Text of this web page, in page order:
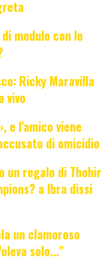
modulo con lo
Ricky Maravilla
vivo
e l'amico viene
di omicidio
un regalo di Thohir
a Ibra dissi
un clamoroso
solo..."